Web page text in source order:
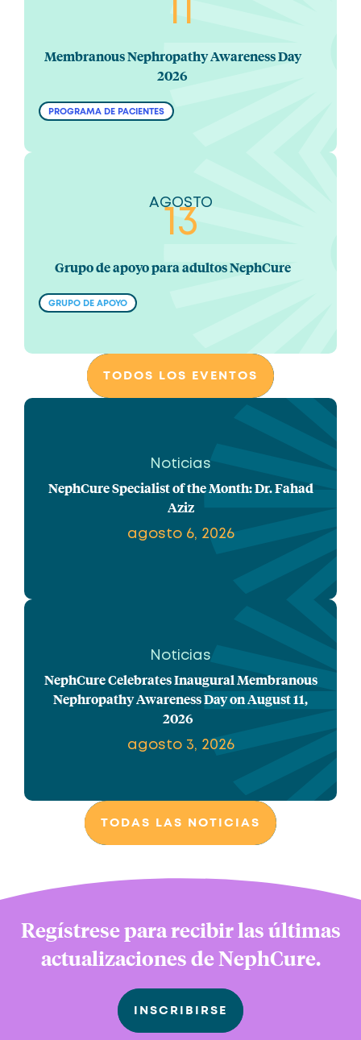
Membranous Nephropathy Awareness Day
2026
PROGRAMA DE PACIENTES
Grupo de apoyo para adultos NephCure
GRUPO DE APOYO
AGOSTO
13
TODOS LOS EVENTOS
Noticias
NephCure Specialist of the Month: Dr. Fahad
Aziz
agosto 6, 2026
Noticias
NephCure Celebrates Inaugural Membranous
Nephropathy Awareness Day on August 11,
2026
agosto 3, 2026
TODAS LAS NOTICIAS
Regístrese para recibir las últimas
actualizaciones de NephCure.
INSCRIBIRSE